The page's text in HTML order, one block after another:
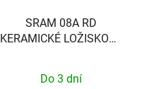
SRAM 08A RD
KERAMICKÉ LOŽISKOVÉ
Do 3 dní